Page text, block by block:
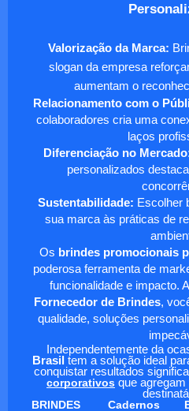
Valorização da Marca:
slogan da empresa
aumentam o
Relacionamento com o
colaboradores cria uma
laços
Diferenciação no
personalizados
Sustentabilidade: Escolher
sua marca às práticas de
Os brindes promocionais
poderosa ferramenta de
funcionalidade e impacto.
Fornecedor de Brindes,
qualidade, soluções
Independentemente da
Brasil tem a solução ideal
conquistar resultados
corporativos que
BRINDES
Cadernos